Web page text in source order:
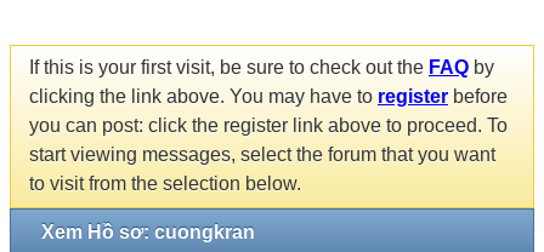
If this is your first visit, be sure to check out the FAQ by
clicking the link above. You may have to register before
you can post: click the register link above to proceed. To
start viewing messages, select the forum that you want
to visit from the selection below.
Xem Hồ sơ: cuongkran